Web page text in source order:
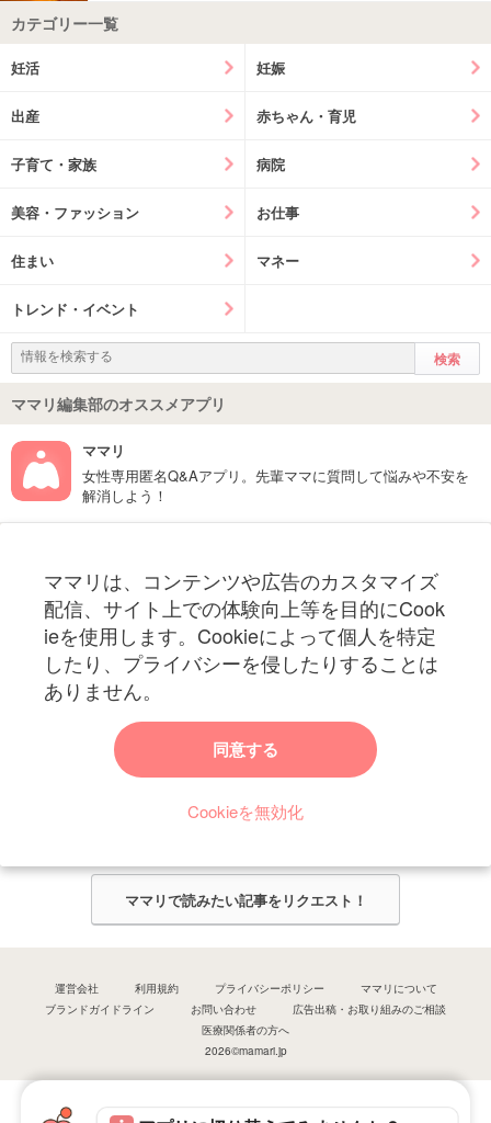
カテゴリー一覧
妊活 妊娠
出産 赤ちゃん・育児
子育て・家族 病院
美容・ファッション お仕事
住まい マネー
トレンド・イベント
ママリ編集部のオススメアプリ
ママリ
女性専用匿名Q&Aアプリ。先輩ママに質問して悩みや不安を
解消しよう！
ママリは、コンテンツや広告のカスタマイズ
配信、サイト上での体験向上等を目的にCook
ieを使用します。Cookieによって個人を特定
したり、プライバシーを侵したりすることは
ありません。
同意する
Cookieを無効化
妊娠〜子育て中のお役立ち情報を配信中
ママリからのお知らせ
今ママリで読みたい記事は何ですか？
ママリ編集部がみなさんのご意見をもとに記事を作成させていただきま
ママリで読みたい記事をリクエスト！
運営会社 利用規約 プライバシーポリシー
ママリについて
ブランドガイドライン
お問い合わせ
広告出稿・お取り組みのご相談
医療関係者の方へ
2026©mamari.jp